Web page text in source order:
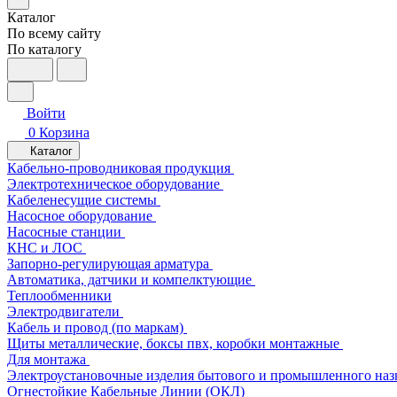
Каталог
По всему сайту
По каталогу
Войти
0 Корзина
Каталог
Кабельно-проводниковая продукция
Электротехническое оборудование
Кабеленесущие системы
Насосное оборудование
Насосные станции
КНС и ЛОС
Запорно-регулирующая арматура
Автоматика, датчики и компелктующие
Теплообменники
Электродвигатели
Кабель и провод (по маркам)
Щиты металлические, боксы пвх, коробки монтажные
Для монтажа
Электроустановочные изделия бытового и промышленного
Огнестойкие Кабельные Линии (ОКЛ)